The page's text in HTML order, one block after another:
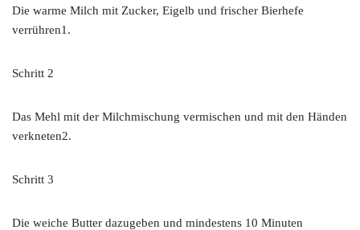
Die warme Milch mit Zucker, Eigelb und frischer Bierhefe
verrühren1.
Schritt 2
Das Mehl mit der Milchmischung vermischen und mit den Händen
verkneten2.
Schritt 3
Die weiche Butter dazugeben und mindestens 10 Minuten